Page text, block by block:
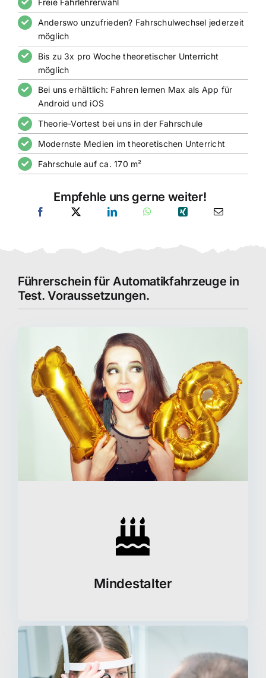
Freie Fahrlehrerwahl
Anderswo unzufrieden? Fahrschulwechsel jederzeit
möglich
Bis zu 3x pro Woche theoretischer Unterricht
möglich
Bei uns erhältlich: Fahren lernen Max als App für
Android und iOS
Theorie-Vortest bei uns in der Fahrschule
Modernste Medien im theoretischen Unterricht
Fahrschule auf ca. 170 m²
Empfehle uns gerne weiter!
Führerschein für Automatikfahrzeuge in
Test. Voraussetzungen.
Mindestalter